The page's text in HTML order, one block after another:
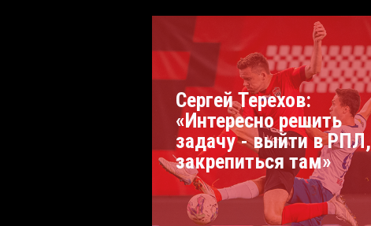
Сергей Терехов:
«Интересно решить
задачу - выйти в РПЛ,
закрепиться там»